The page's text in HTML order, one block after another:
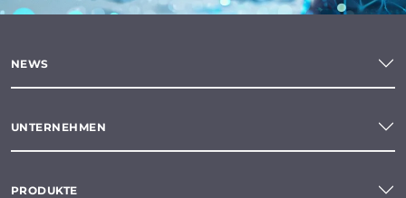
NEWS
UNTERNEHMEN
PRODUKTE